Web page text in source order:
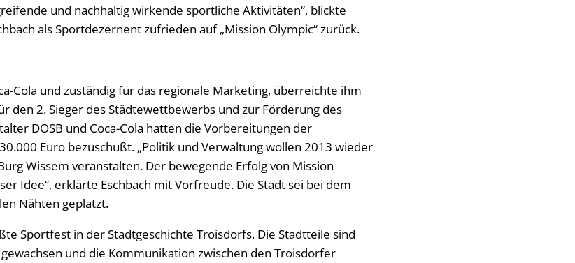
und nachhaltig wirkende sportliche Aktivitäten“, blickte
als Sportdezernent zufrieden auf „Mission Olympic“ zurück.
Cola und zuständig für das regionale Marketing, überreichte ihm
den 2. Sieger des Städtewettbewerbs und zur Förderung des
DOSB und Coca-Cola hatten die Vorbereitungen der
Euro bezuschußt. „Politik und Verwaltung wollen 2013 wieder
Wissem veranstalten. Der bewegende Erfolg von Mission
Idee“, erklärte Eschbach mit Vorfreude. Die Stadt sei bei dem
Nähten geplatzt.
Sportfest in der Stadtgeschichte Troisdorfs. Die Stadtteile sind
und die Kommunikation zwischen den Troisdorfer